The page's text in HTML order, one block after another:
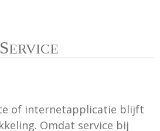
SERVICE
of internetapplicatie blijft
Omdat service bij